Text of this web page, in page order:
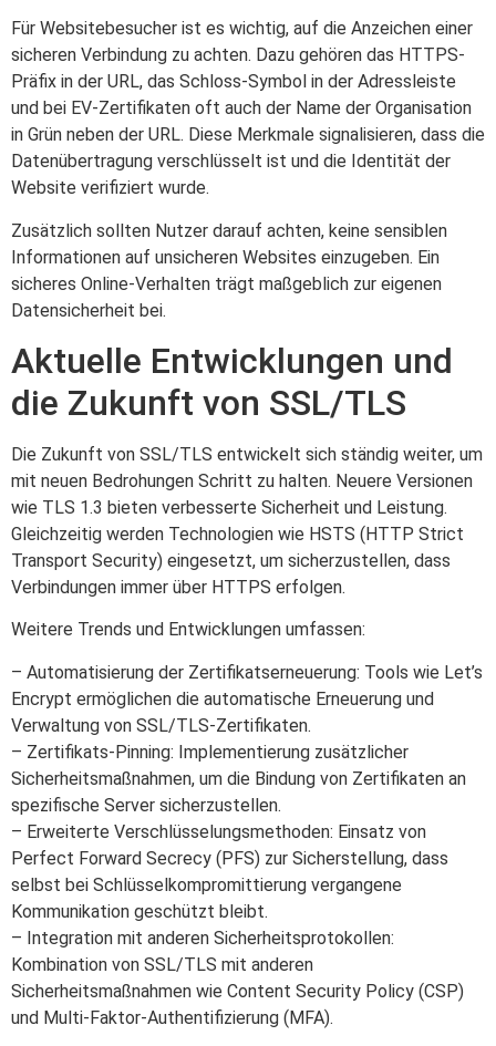
Für Websitebesucher ist es wichtig, auf die Anzeichen einer
sicheren Verbindung zu achten. Dazu gehören das HTTPS-
Präfix in der URL, das Schloss-Symbol in der Adressleiste
und bei EV-Zertifikaten oft auch der Name der Organisation
in Grün neben der URL. Diese Merkmale signalisieren, dass die
Datenübertragung verschlüsselt ist und die Identität der
Website verifiziert wurde.
Zusätzlich sollten Nutzer darauf achten, keine sensiblen
Informationen auf unsicheren Websites einzugeben. Ein
sicheres Online-Verhalten trägt maßgeblich zur eigenen
Datensicherheit bei.
Aktuelle Entwicklungen und
die Zukunft von SSL/TLS
Die Zukunft von SSL/TLS entwickelt sich ständig weiter, um
mit neuen Bedrohungen Schritt zu halten. Neuere Versionen
wie TLS 1.3 bieten verbesserte Sicherheit und Leistung.
Gleichzeitig werden Technologien wie HSTS (HTTP Strict
Transport Security) eingesetzt, um sicherzustellen, dass
Verbindungen immer über HTTPS erfolgen.
Weitere Trends und Entwicklungen umfassen:
– Automatisierung der Zertifikatserneuerung: Tools wie Let’s
Encrypt ermöglichen die automatische Erneuerung und
Verwaltung von SSL/TLS-Zertifikaten.
– Zertifikats-Pinning: Implementierung zusätzlicher
Sicherheitsmaßnahmen, um die Bindung von Zertifikaten an
spezifische Server sicherzustellen.
– Erweiterte Verschlüsselungsmethoden: Einsatz von
Perfect Forward Secrecy (PFS) zur Sicherstellung, dass
selbst bei Schlüsselkompromittierung vergangene
Kommunikation geschützt bleibt.
– Integration mit anderen Sicherheitsprotokollen:
Kombination von SSL/TLS mit anderen
Sicherheitsmaßnahmen wie Content Security Policy (CSP)
und Multi-Faktor-Authentifizierung (MFA).